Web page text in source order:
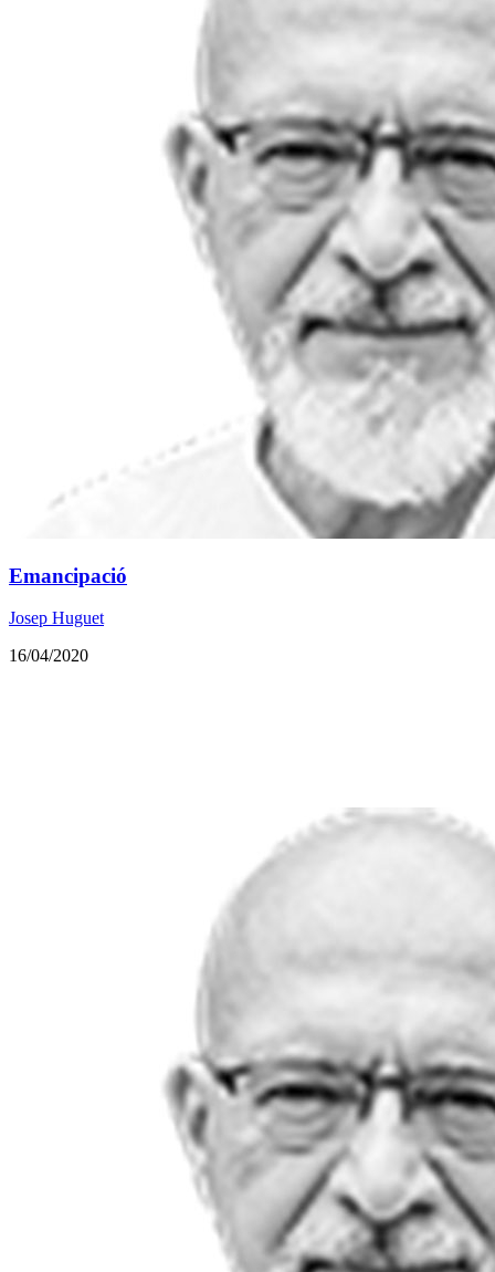
Emancipació
Josep Huguet
16/04/2020